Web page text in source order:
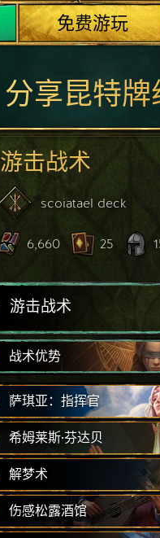
免费游玩
分享昆特牌
游击战术
scoiatael deck
6,660 25
游击战术
战术优势
萨琪亚：指挥官
希姆莱斯·芬达贝
解梦术
伤感松露酒馆